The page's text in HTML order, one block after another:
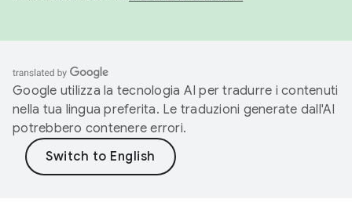
Google utilizza la tecnologia AI per tradurre i contenuti
nella tua lingua preferita. Le traduzioni generate dall'AI
potrebbero contenere errori.